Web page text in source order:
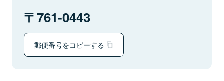
761-0443
郵便番号をコピーする